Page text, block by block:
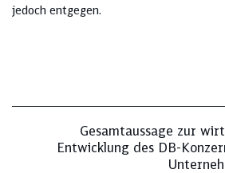
jedoch entgegen.
Gesamtaussage zur
Entwicklung des DB-